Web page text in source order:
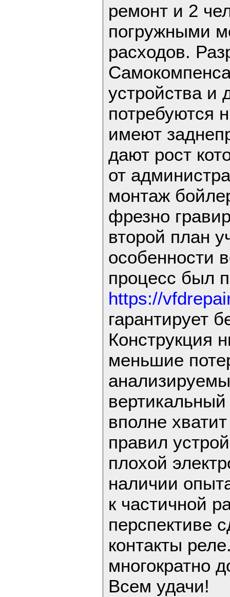
ремонт и 2
погружными
расходов.
устройства и
потребуются
имеют
дают рост
от
монтаж
фрезно
второй план
особенности
процесс был
https://
гарантирует
Конструкция
меньшие
вполне
правил
плохой
наличии
к частичной
перспективе
контакты
многократно
Всем удачи!